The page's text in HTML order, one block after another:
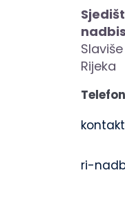
Rijeka
ri-